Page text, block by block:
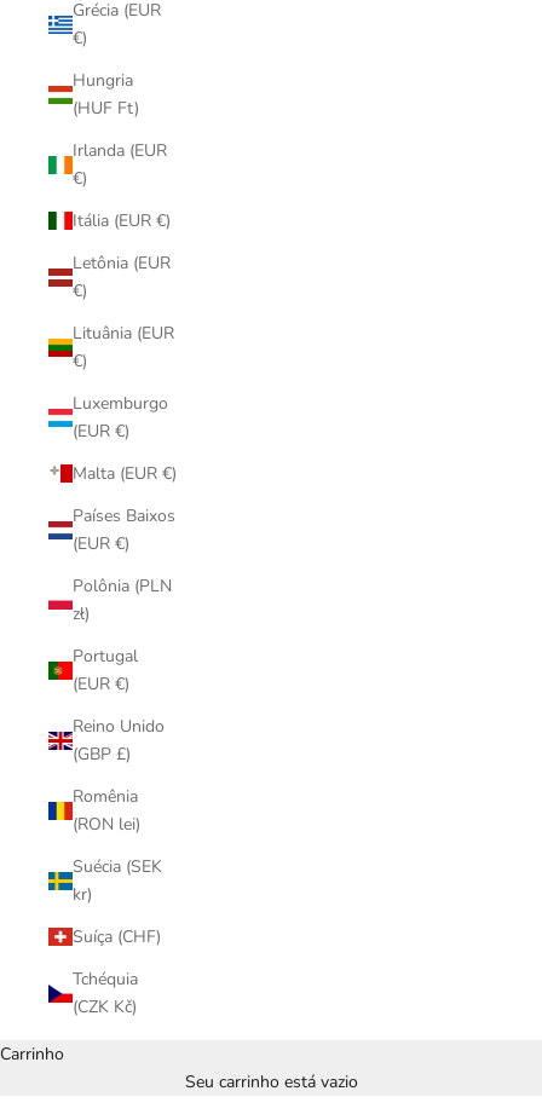
Grécia (EUR
€)
Hungria
(HUF Ft)
Irlanda (EUR
€)
Itália (EUR €)
Letônia (EUR
€)
Lituânia (EUR
€)
Luxemburgo
(EUR €)
Malta (EUR €)
Países Baixos
(EUR €)
Polônia (PLN
zł)
Portugal
(EUR €)
Reino Unido
(GBP £)
Romênia
(RON lei)
Suécia (SEK
kr)
Suíça (CHF)
Tchéquia
(CZK Kč)
Carrinho
Seu carrinho está vazio